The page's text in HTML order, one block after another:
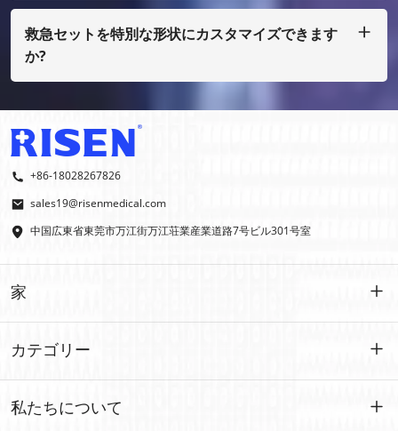
常の印刷ではない場合は、サンプル費用を支払う必要がありま
す。
救急セットを特別な形状にカスタマイズできます
か?
+86-18028267826
sales19@risenmedical.com
中国広東省東莞市万江街万江荘業産業道路7号ビル301号室
家
製品
カテゴリー
カスタマイズされた
私たちについて